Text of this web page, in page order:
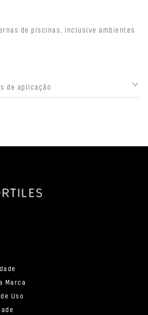
de piscinas, inclusive ambientes
de aplicação
Marca
Uso